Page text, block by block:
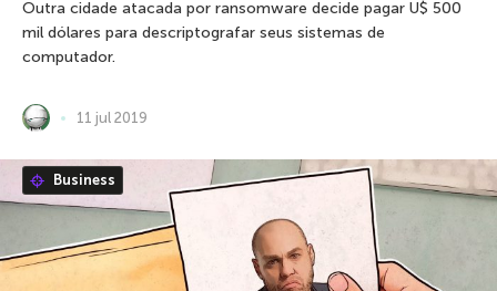
Outra cidade atacada por ransomware decide pagar U$ 500
mil dólares para descriptografar seus sistemas de
computador.
11 jul 2019
Business